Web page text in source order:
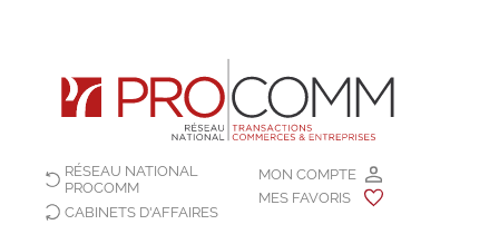
MON COMPTE
MES FAVORIS
RÉSEAU NATIONAL
PROCOMM
CABINETS D'AFFAIRES